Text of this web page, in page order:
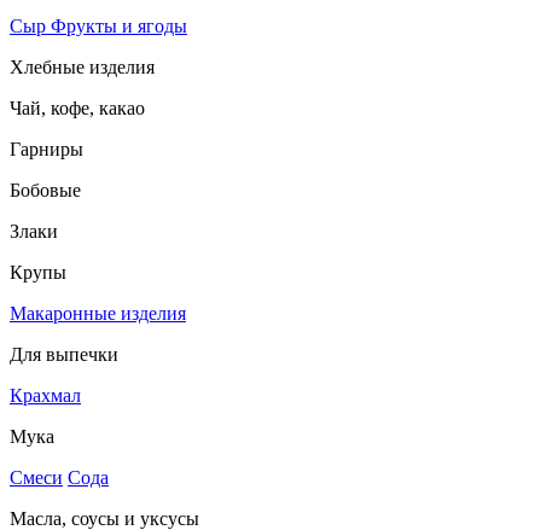
Сыр Фрукты и ягоды
Хлебные изделия
Чай, кофе, какао
Гарниры
Бобовые
Злаки
Крупы
Макаронные изделия
Для выпечки
Крахмал
Мука
Смеси Сода
Масла, соусы и уксусы